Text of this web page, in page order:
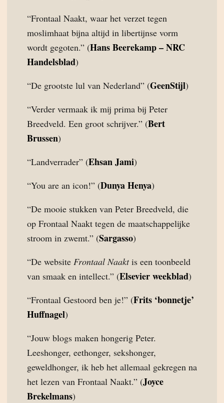
“Frontaal Naakt, waar het verzet tegen
moslimhaat bijna altijd in libertijnse vorm
wordt gegoten.” (Hans Beerekamp – NRC
Handelsblad)
“De grootste lul van Nederland” (GeenStijl)
“Verder vermaak ik mij prima bij Peter
Breedveld. Een groot schrijver.” (Bert
Brussen)
“Landverrader” (Ehsan Jami)
“You are an icon!” (Dunya Henya)
“De mooie stukken van Peter Breedveld, die
op Frontaal Naakt tegen de maatschappelijke
stroom in zwemt.” (Sargasso)
“De website Frontaal Naaktis een toonbeeld
van smaak en intellect.” (Elsevier weekblad)
“Frontaal Gestoord ben je!” (Frits ‘bonnetje’
Huffnagel)
“Jouw blogs maken hongerig Peter.
Leeshonger, eethonger, sekshonger,
geweldhonger, ik heb het allemaal gekregen na
het lezen van Frontaal Naakt.” (Joyce
Brekelmans)